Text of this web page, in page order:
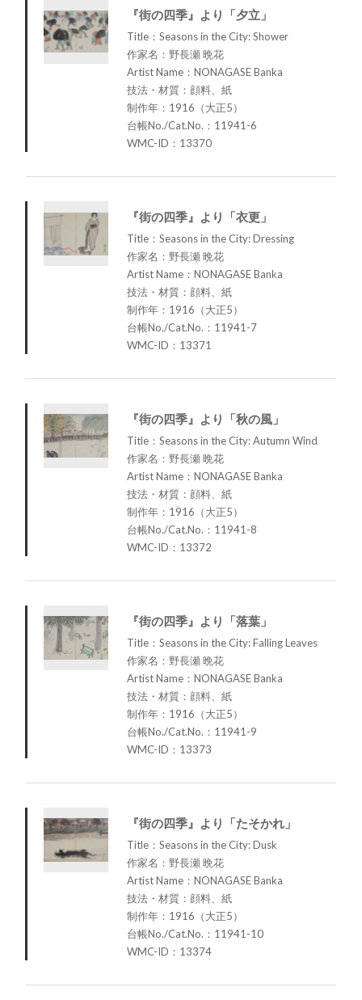
『街の四季』より「夕立」
Title：Seasons in the City: Shower
作家名：野長瀬 晩花
Artist Name：NONAGASE Banka
技法・材質：顔料、紙
制作年：1916（大正5）
台帳No./Cat.No.：11941-6
WMC-ID：13370
『街の四季』より「衣更」
Title：Seasons in the City: Dressing
作家名：野長瀬 晩花
Artist Name：NONAGASE Banka
技法・材質：顔料、紙
制作年：1916（大正5）
台帳No./Cat.No.：11941-7
WMC-ID：13371
『街の四季』より「秋の風」
Title：Seasons in the City: Autumn Wind
作家名：野長瀬 晩花
Artist Name：NONAGASE Banka
技法・材質：顔料、紙
制作年：1916（大正5）
台帳No./Cat.No.：11941-8
WMC-ID：13372
『街の四季』より「落葉」
Title：Seasons in the City: Falling Leaves
作家名：野長瀬 晩花
Artist Name：NONAGASE Banka
技法・材質：顔料、紙
制作年：1916（大正5）
台帳No./Cat.No.：11941-9
WMC-ID：13373
『街の四季』より「たそかれ」
Title：Seasons in the City: Dusk
作家名：野長瀬 晩花
Artist Name：NONAGASE Banka
技法・材質：顔料、紙
制作年：1916（大正5）
台帳No./Cat.No.：11941-10
WMC-ID：13374